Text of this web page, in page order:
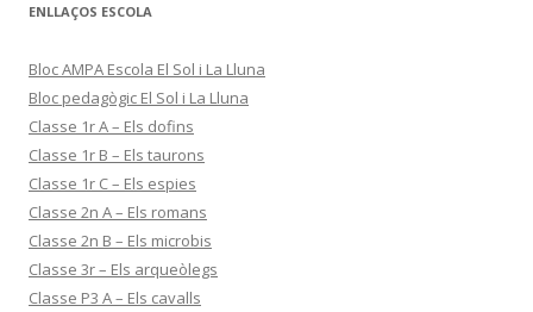
ENLLAÇOS ESCOLA
Bloc AMPA Escola El Sol i La Lluna
Bloc pedagògic El Sol i La Lluna
Classe 1r A – Els dofins
Classe 1r B – Els taurons
Classe 1r C – Els espies
Classe 2n A – Els romans
Classe 2n B – Els microbis
Classe 3r – Els arqueòlegs
Classe P3 A – Els cavalls